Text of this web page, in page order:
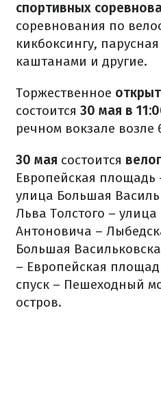
спортивных
соревнования по
кикбоксингу,
каштанами и другие.
Торжественное
состоится 30 мая в
речном вокзале возле
30 мая состоится
Европейская
улица Большая
Льва Толстого –
Антоновича –
Большая
– Европейская
спуск – Пешеходный
остров.